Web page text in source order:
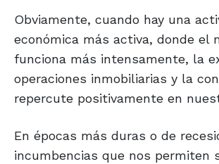
Obviamente, cuando hay una
económica más activa, donde el
funciona más intensamente, la
operaciones inmobiliarias y la
repercute positivamente en
En épocas más duras o de
incumbencias que nos permiten